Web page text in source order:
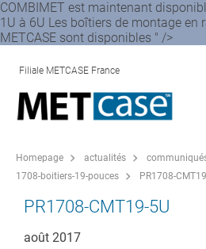
COMBIMET est maintenant
1U à 6U Les boîtiers de montage en
METCASE sont disponibles " />
Filiale METCASE France
Homepage actualités
1708-boitiers-19-pouces
PR1708-
PR1708-CMT19-5U
août 2017